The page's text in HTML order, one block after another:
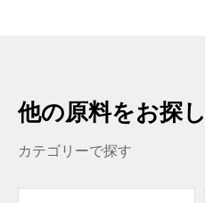
他の原料をお探
カテゴリーで探す